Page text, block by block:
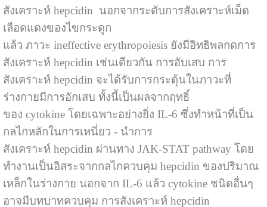
สังเคราะห์ hepcidin นอกจากระดับการสังเคราะห์เม็ด
เลือดแดงของไขกระดูก
แล้ว ภาวะ ineffective erythropoiesis ยังมีอิทธิพลกดการ
สังเคราะห์ hepcidin เช่นเดียวกัน การอับเสบ การ
สังเคราะห์ hepcidin จะได้รับการกระตุ้นในภาวะที่
ร่างกายมีการอักเสบ ทั้งนี้เป็นผลจากฤทธิ์
ของ cytokine โดยเฉพาะอย่างยิ่ง IL-6 ซึ่งทำหน้าที่เป็น
กลไกหลักในการเหนี่ยว - นำการ
สังเคราะห์ hepcidin ผ่านทาง JAK-STAT pathway โดย
ทำงานเป็นอิสระจากกลไกควบคุม hepcidin ของปริมาณ
เหล็กในร่างกาย นอกจาก IL-6 แล้ว cytokine ชนิดอื่นๆ
อาจมีบทบาทควบคุม การสังเคราะห์ hepcidin